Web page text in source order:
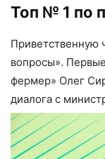
Топ № 1 по
Приветственную
вопросы».
фермер» Олег
диалога с